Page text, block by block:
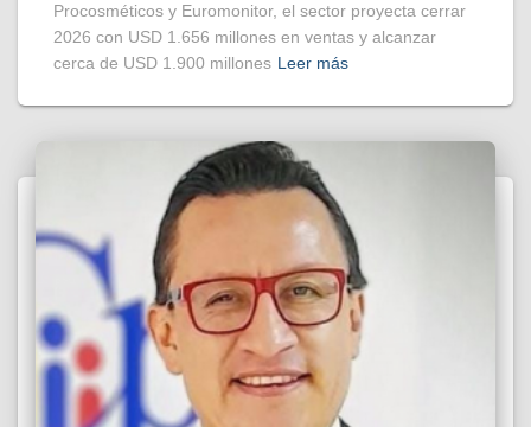
Procosméticos y Euromonitor, el sector proyecta cerrar
2026 con USD 1.656 millones en ventas y alcanzar
cerca de USD 1.900 millones Leer más